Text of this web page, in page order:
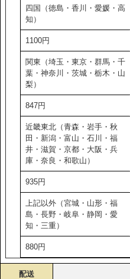
四国（徳島・香川・愛媛・高
知）
1100円
関東（埼玉・東京・群馬・千
葉・神奈川・茨城・栃木・山
梨）
847円
近畿東北（青森・岩手・秋
田・新潟・富山・石川・福
井・滋賀・京都・大阪・兵
庫・奈良・和歌山）
935円
上記以外（宮城・山形・福
島・長野・岐阜・静岡・愛
知・三重）
880円
配送